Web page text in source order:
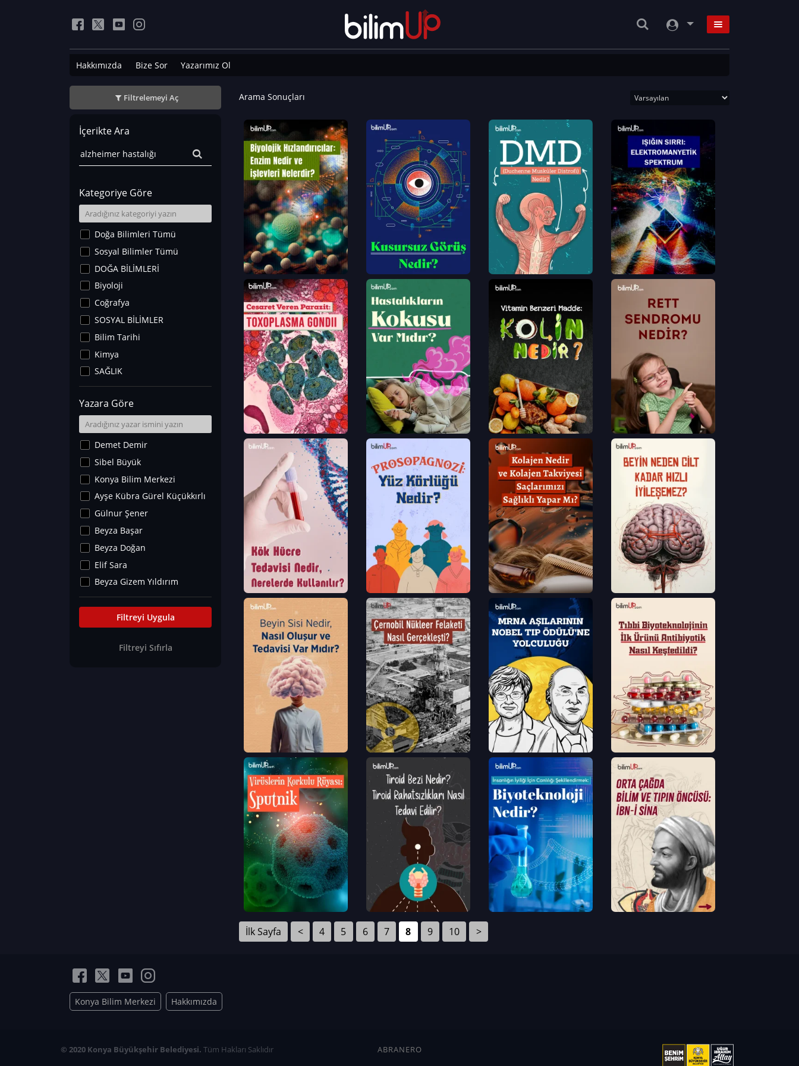
Hakkımızda Bize Sor Yazarımız Ol
Filtrelemeyi Aç
İçerikte Ara
Kategoriye Göre
Doğa Bilimleri Tümü
Sosyal Bilimler Tümü
DOĞA BİLİMLERİ
Biyoloji
Coğrafya
SOSYAL BİLİMLER
Bilim Tarihi
Kimya
SAĞLIK
Sanat Tarihi
Fizik
Yer Bilimleri
Astronomi ve Uzay
Noroloji
Matematik
Teknoloji
İklim Değişikliği
Arkeoloji
Kültür&Sanat
Yaşam Tavsiyeleri
Merakoloji
Eğitim Bilimleri
Yazara Göre
Demet Demir
Sibel Büyük
Konya Bilim Merkezi
Ayşe Kübra Gürel Küçükkırlı
Gülnur Şener
Beyza Başar
Beyza Doğan
Elif Sara
Beyza Gizem Yıldırım
İlknur İyigökler
Büşra Elif Kıvrak
Can TORUN
Filtreyi Uygula
Filtreyi Sıfırla
Arama Sonuçları
İlk Sayfa < 4 5 6 7 8 9 10 >
Konya Bilim Merkezi Hakkımızda
© 2020 Konya Büyükşehir Belediyesi. Tüm Hakları Saklıdır ABRANERO